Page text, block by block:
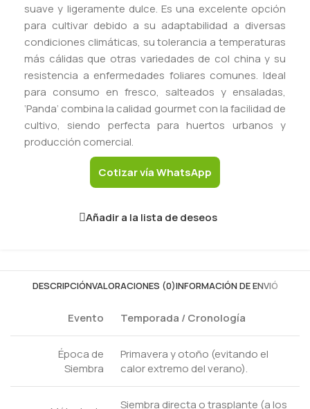
suave y ligeramente dulce. Es una excelente opción
para cultivar debido a su adaptabilidad a diversas
condiciones climáticas, su tolerancia a temperaturas
más cálidas que otras variedades de col china y su
resistencia a enfermedades foliares comunes. Ideal
para consumo en fresco, salteados y ensaladas,
‘Panda’ combina la calidad gourmet con la facilidad de
cultivo, siendo perfecta para huertos urbanos y
producción comercial.
Cotizar vía WhatsApp
Añadir a la lista de deseos
DESCRIPCIÓNVALORACIONES (0)INFORMACIÓN DE ENVIÓ
Evento Temporada / Cronología
Época de
Siembra
Primavera y otoño (evitando el
calor extremo del verano).
Siembra directa o trasplante (a los